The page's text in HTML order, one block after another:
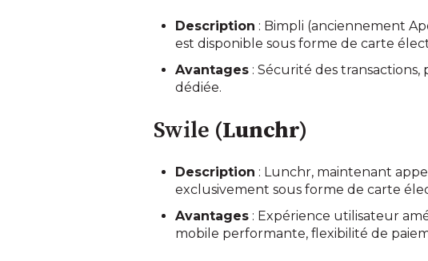
Description : Bimpli (anciennement
est disponible sous forme de carte
Avantages : Sécurité des
dédiée.
Swile (Lunchr)
Description : Lunchr, maintenant
exclusivement sous forme de carte
Avantages : Expérience utilisateur
mobile performante, flexibilité de